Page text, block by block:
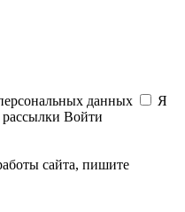
данных
Я
Войти
сайта, пишите